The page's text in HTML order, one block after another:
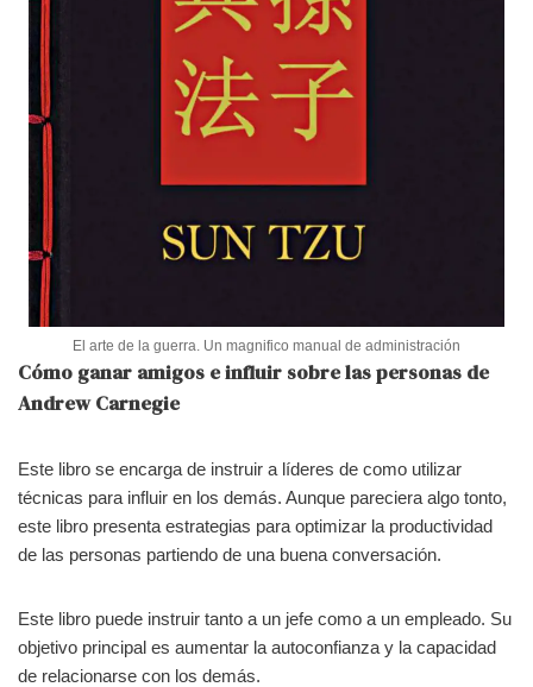
El arte de la guerra. Un magnifico manual de administración
Cómo ganar amigos e influir sobre las personas de
Andrew Carnegie
Este libro se encarga de instruir a líderes de como utilizar
técnicas para influir en los demás. Aunque pareciera algo tonto,
este libro presenta estrategias para optimizar la productividad
de las personas partiendo de una buena conversación.
Este libro puede instruir tanto a un jefe como a un empleado. Su
objetivo principal es aumentar la autoconfianza y la capacidad
de relacionarse con los demás.